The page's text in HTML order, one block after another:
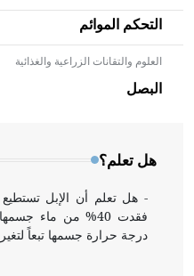
التحكم الموائم
العلوم والتقانات الزراعية والغذائية
البصل
هل تعلم؟
- هل تعلم أن الأبلق نوع من
بالعمارة الإسلامية في
المعمار على بناء مداميكه
- هل تعلم أن الإبل تستطيع
فقدت 40% من ماء
درجة حرارة جسمها تبعاً